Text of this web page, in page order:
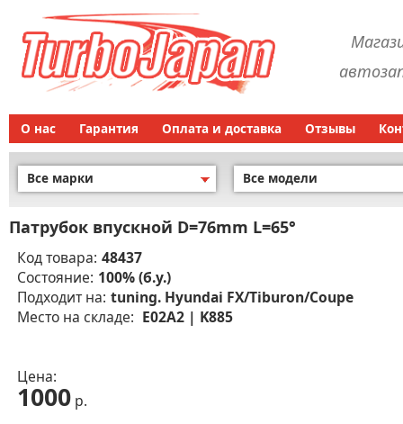
О нас Гарантия Оплата и доставка Отзывы
Все марки Все модели
Патрубок впускной D=76mm L=65°
Код товара: 48437
Состояние: 100% (б.у.)
Подходит на: tuning. Hyundai FX/Tiburon/Coupe
Место на складе: E02A2 | K885
Цена:
1000 р.